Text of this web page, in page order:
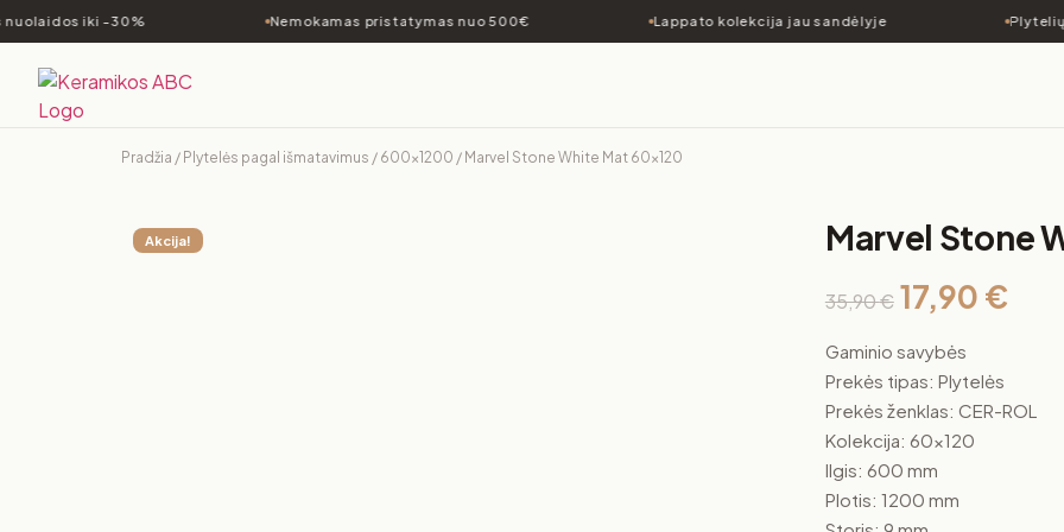
iki -30% Nemokamas pristatymas nuo 500€ Lappato kolekcija jau sandėlyje Plytelių
Pradžia / Plytelės pagal išmatavimus / 600x1200 / Marvel Stone White Mat 60×120
Akcija! Marvel Stone
35,90€ 17,90 €
Gaminio savybės
Prekės tipas: Plytelės
Prekės ženklas: CER-ROL
Kolekcija: 60×120
Ilgis: 600 mm
Plotis: 1200 mm